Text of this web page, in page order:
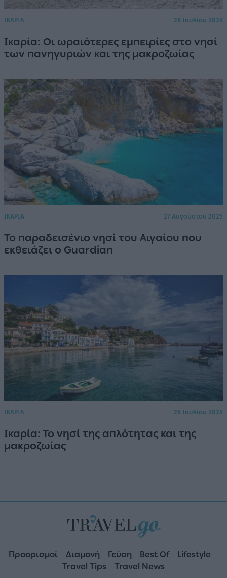
ΙΚΑΡΙΑ 28 Ιουλίου 2026
Ικαρία: Οι ωραιότερες εμπειρίες στο νησί
των πανηγυριών και της μακροζωίας
ΙΚΑΡΙΑ 27 Αυγούστου 2025
Το παραδεισένιο νησί του Αιγαίου που
εκθειάζει ο Guardian
ΙΚΑΡΙΑ 25 Ιουλίου 2025
Ικαρία: Το νησί της απλότητας και της
μακροζωίας
Προορισμοί Διαμονή Γεύση Best Of
Lifestyle
Travel Tips
Travel News